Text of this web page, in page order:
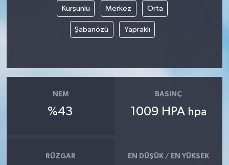
Kurşunlu Merkez Orta
Şabanözü Yapraklı
NEM
%43
BASINÇ
1009 HPA hpa
RÜZGAR EN DÜŞÜK / EN YÜKSEK